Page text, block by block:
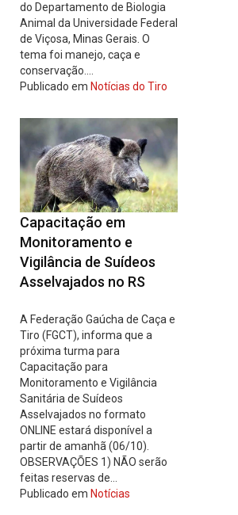
do Departamento de Biologia
Animal da Universidade Federal
de Viçosa, Minas Gerais. O
tema foi manejo, caça e
conservação.…
Publicado em Notícias do Tiro
Capacitação em
Monitoramento e
Vigilância de Suídeos
Asselvajados no RS
A Federação Gaúcha de Caça e
Tiro (FGCT), informa que a
próxima turma para
Capacitação para
Monitoramento e Vigilância
Sanitária de Suídeos
Asselvajados no formato
ONLINE estará disponível a
partir de amanhã (06/10).
OBSERVAÇÕES 1) NÃO serão
feitas reservas de…
Publicado em Notícias